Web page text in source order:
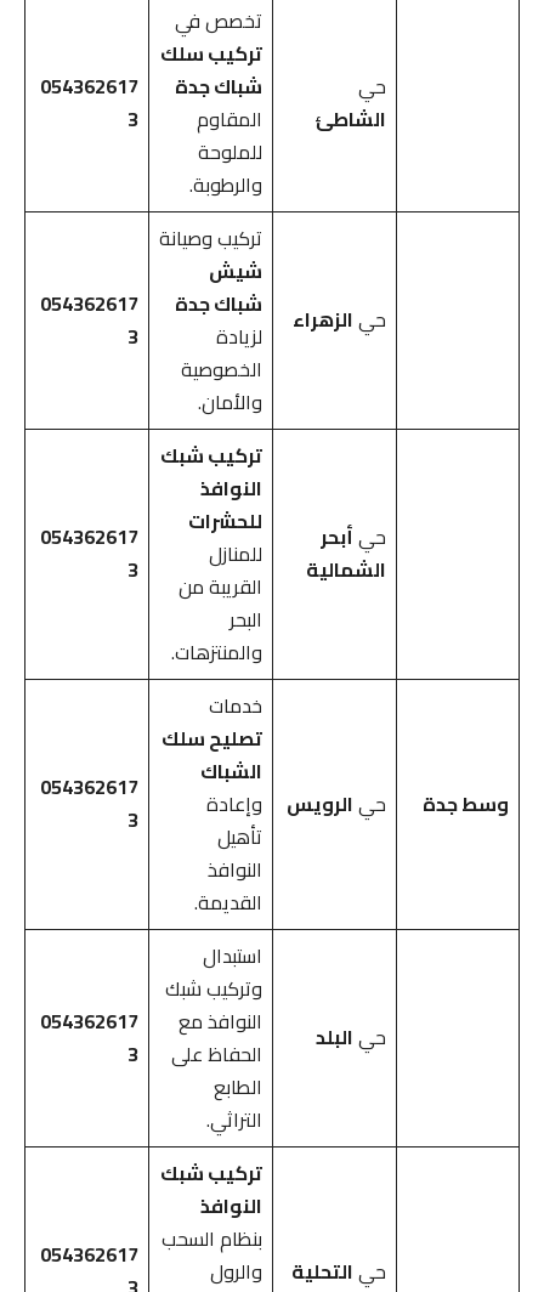
حي
الشاطئ
تخصص في
تركيب سلك
شباك جدة
المقاوم
للملوحة
والرطوبة.
054362617
3
حيالزهراء
تركيب وصيانة
شيش
شباك جدة
لزيادة
الخصوصية
والأمان.
054362617
3
حيأبحر
الشمالية
تركيب شبك
النوافذ
للحشرات
للمنازل
القريبة من
البحر
والمنتزهات.
054362617
3
وسط جدة حيالرويس
خدمات
تصليح سلك
الشباك
وإعادة
تأهيل
النوافذ
القديمة.
054362617
3
حيالبلد
استبدال
وتركيب شبك
النوافذ مع
الحفاظ على
الطابع
التراثي.
054362617
3
حيالتحلية
تركيب شبك
النوافذ
بنظام السحب
والرول
054362617